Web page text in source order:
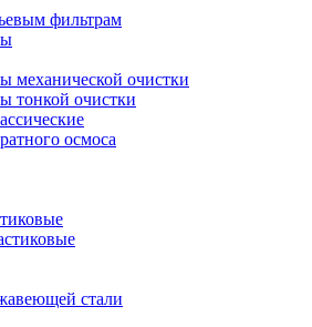
фильтрам
механической очистки
тонкой очистки
осмоса
стали